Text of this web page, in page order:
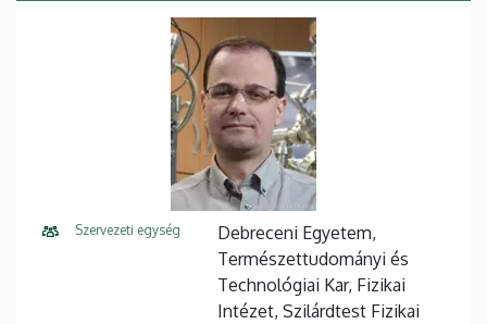
Szervezeti egység
Debreceni Egyetem,
Természettudományi és
Technológiai Kar, Fizikai
Intézet, Szilárdtest Fizikai